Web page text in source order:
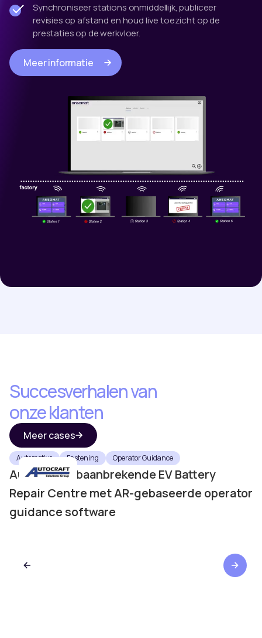
Synchroniseer stations onmiddellijk, publiceer
revisies op afstand en houd live toezicht op de
prestaties op de werkvloer.
Meer informatie
Succesverhalen van
onze klanten
Meer cases
Automotive Fastening Operator Guidance
Autocraft's baanbrekende EV Battery
Repair Centre met AR-gebaseerde operator
guidance software